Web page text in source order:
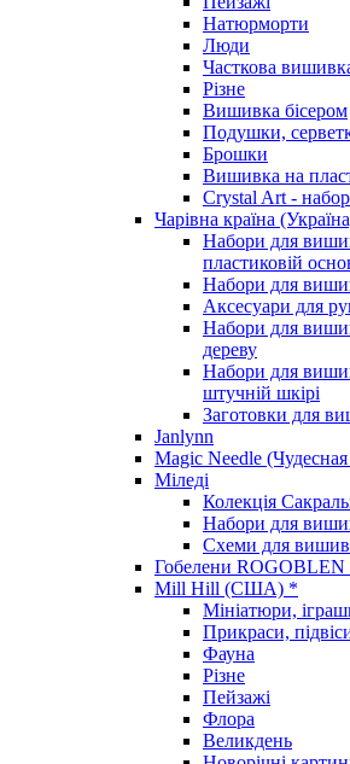
Натюрморти
Люди
Часткова
Різне
Вишивка бісером
Подушки,
Брошки
Вишивка на
Crystal Art -
Чарівна країна
Набори для
пластиковій
Набори для
Аксесуари для
Набори для
дереву
Набори для
штучній шкірі
Заготовки для
Janlynn
Magic Needle
Міледі
Колекція
Набори для
Схеми для
Гобелени ROGOBLEN
Mill Hill (США) *
Мініатюри,
Прикраси,
Фауна
Різне
Пейзажі
Флора
Великдень